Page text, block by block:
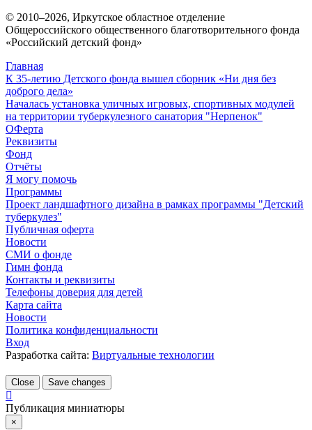
© 2010–2026, Иркутское областное отделение
Общероссийского общественного благотворительного фонда
«Российский детский фонд»
Главная
К 35-летию Детского фонда вышел сборник «Ни дня без
доброго дела»
Началась установка уличных игровых, спортивных модулей
на территории туберкулезного санатория "Нерпенок"
ОФерта
Реквизиты
Фонд
Отчёты
Я могу помочь
Программы
Проект ландшафтного дизайна в рамках программы "Детский
туберкулез"
Публичная оферта
Новости
СМИ о фонде
Гимн фонда
Контакты и реквизиты
Телефоны доверия для детей
Карта сайта
Новости
Политика конфиденциальности
Вход
Разработка сайта: Виртуальные технологии
Close Save changes
Публикация миниатюры
×